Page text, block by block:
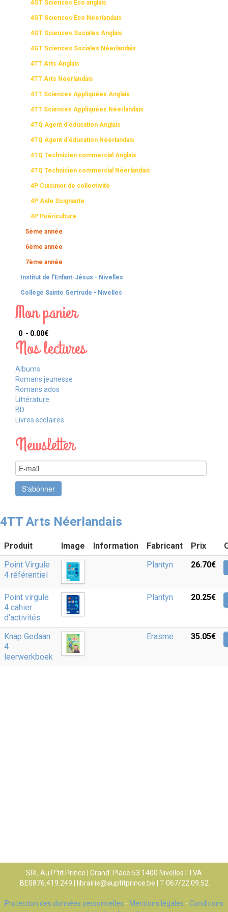
4GT Sciences Eco anglais
4GT Sciences Eco Néerlandais
4GT Sciences Sociales Anglais
4GT Sciences Sociales Néerlandais
4TT Arts Anglais
4TT Arts Néerlandais
4TT Sciences Appliquées Anglais
4TT Sciences Appliquées Néerlandais
4TQ Agent d'éducation Anglais
4TQ Agent d'éducation Néerlandais
4TQ Technicien commercial Anglais
4TQ Technicien commercial Néerlandais
4P Cuisinier de collectivité
4P Aide Soignante
4P Puériculture
5ème année
6ème année
7ème année
Institut de l'Enfant-Jésus - Nivelles
Collège Sainte Gertrude - Nivelles
Mon panier
0 - 0.00‎€
Nos lectures
Albums
Romans jeunesse
Romans ados
Littérature
BD
Livres scolaires
Newsletter
4TT Arts Néerlandais
Produit Image Information Fabricant Prix
Point Virgule
4 référentiel
Plantyn 26.70‎€
Point virgule
4 cahier
d'activités
Plantyn 20.25‎€
Knap Gedaan
4
leerwerkboek
Erasme 35.05‎€
SRL Au P’tit Prince | Grand' Place 53 1400 Nivelles | TVA
BE0876.419.249 |
librairie@auptitprince.be | T 067/22.09.52
Protection des données personnelles - Mentions légales - Conditions